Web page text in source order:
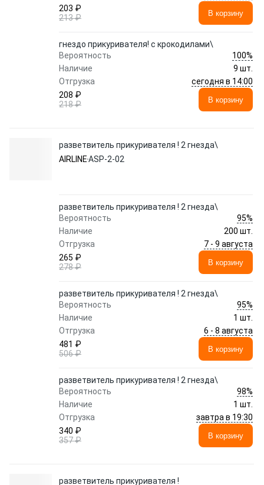
203 ₽
213 ₽
В корзину
гнездо прикуривателя! с крокодилами\
Вероятность
100%
Наличие
9 шт.
Отгрузка
сегодня в 14:00
208 ₽
218 ₽
В корзину
разветвитель прикуривателя ! 2 гнезда\
AIRLINEASP-2-02
разветвитель прикуривателя ! 2 гнезда\
Вероятность
95%
Наличие
200 шт.
Отгрузка
7 - 9 августа
265 ₽
278 ₽
В корзину
разветвитель прикуривателя ! 2 гнезда\
Вероятность
95%
Наличие
1 шт.
Отгрузка
6 - 8 августа
481 ₽
506 ₽
В корзину
разветвитель прикуривателя ! 2 гнезда\
Вероятность
98%
Наличие
1 шт.
Отгрузка
завтра в 19:30
340 ₽
357 ₽
В корзину
разветвитель прикуривателя !